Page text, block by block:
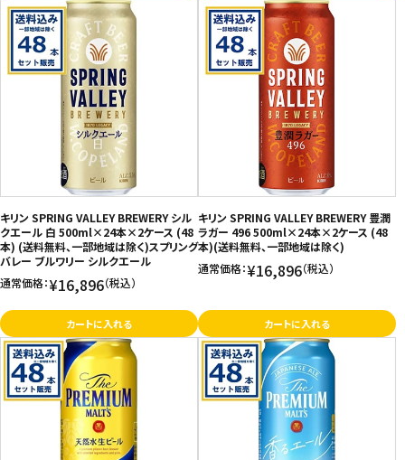
フードロス
ペット用品
SHOP GUIDE
ご利用ガイド
お問い合わせ
特定商取引法表示について
プライバシーポリシー
利用規約
会社概要
キリン SPRING VALLEY BREWERY シル
クエール 白 500ml×24本×2ケース (48
本) (送料無料、一部地域は除く)スプリング
バレー ブルワリー シルクエール
通常価格：¥16,896（税込）
カートに入れる
キリン SPRING VALLEY BREWERY 豊潤
ラガー 496 500ml×24本×2ケース (48
本)(送料無料、一部地域は除く)
通常価格：¥16,896（税込）
カートに入れる